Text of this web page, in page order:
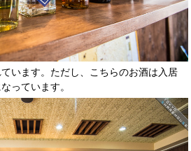
います。ただし、こちらのお酒は入居
っています。